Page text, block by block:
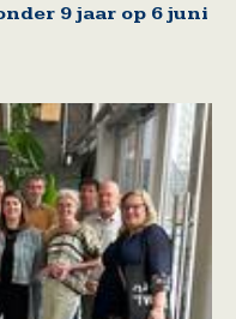
9 jaar op 6 juni